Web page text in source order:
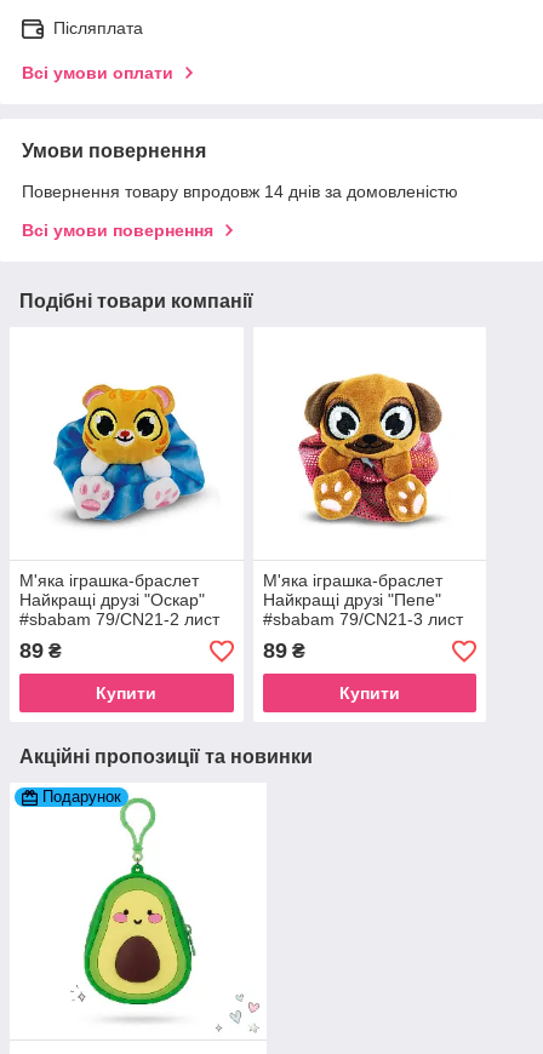
Післяплата
Всі умови оплати
Умови повернення
Повернення товару впродовж 14 днів за домовленістю
Всі умови повернення
Подібні товари компанії
М'яка іграшка-браслет
Найкращі друзі "Оскар"
#sbabam 79/CN21-2 лист
колекціонера
89 ₴
Купити
М'яка іграшка-браслет
Найкращі друзі "Пепе"
#sbabam 79/CN21-3 лист
колекціонера
89₴
Купити
Акційні пропозиції та новинки
Подарунок